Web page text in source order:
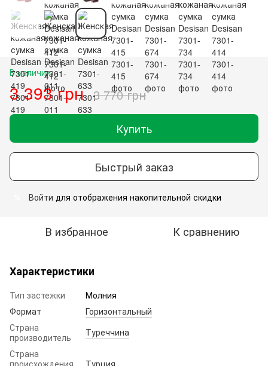
В наличии
3 393 грн 3 770 грн
Купить
Быстрый заказ
Войти для отображения накопительной скидки
В избранное К сравнению
Характеристики
Тип застежки
Молния
Формат
Горизонтальный
Страна
производитель
Туреччина
Страна
происхождения
Турция